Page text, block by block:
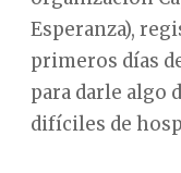
Esperanza),
primeros días
para darle algo
difíciles de